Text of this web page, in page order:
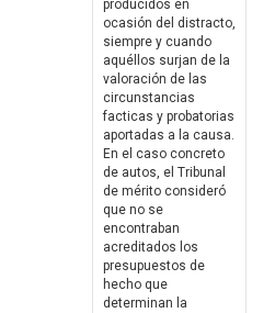
producidos en
ocasión del distracto,
siempre y cuando
aquéllos surjan de la
valoración de las
circunstancias
facticas y probatorias
aportadas a la causa.
En el caso concreto
de autos, el Tribunal
de mérito consideró
que no se
encontraban
acreditados los
presupuestos de
hecho que
determinan la